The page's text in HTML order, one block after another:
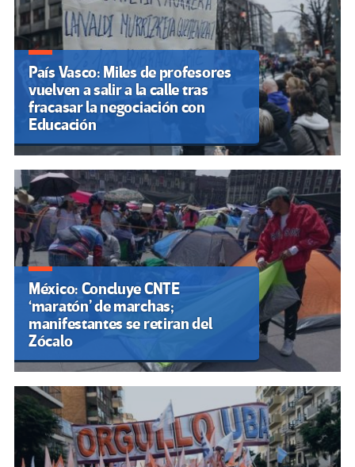
País Vasco: Miles de profesores
vuelven a salir a la calle tras
fracasar la negociación con
Educación
México: Concluye CNTE
‘maratón’ de marchas;
manifestantes se retiran del
Zócalo